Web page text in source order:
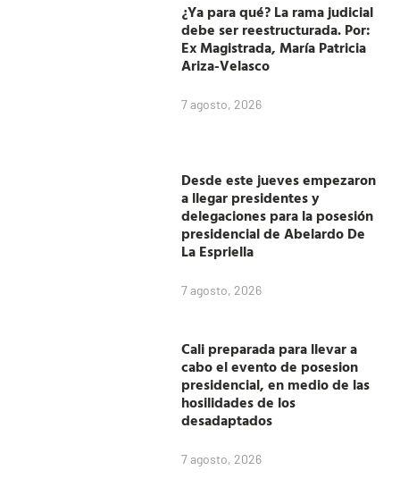
¿Ya para qué? La rama judicial
debe ser reestructurada. Por:
Ex Magistrada, María Patricia
Ariza-Velasco
7 agosto, 2026
Desde este jueves empezaron
a llegar presidentes y
delegaciones para la posesión
presidencial de Abelardo De
La Espriella
7 agosto, 2026
Cali preparada para llevar a
cabo el evento de posesion
presidencial, en medio de las
hosilidades de los
desadaptados
7 agosto, 2026